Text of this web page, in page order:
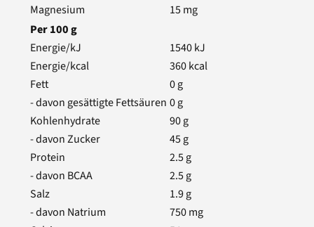
Magnesium
15mg
Per100g
Energie/kJ
1540kJ
Energie/kcal
360kcal
Fett
0g
- davon gesättigte Fettsäuren 0g
Kohlenhydrate
90g
- davon Zucker
45g
Protein
2.5g
- davon BCAA
2.5g
Salz
1.9g
- davon Natrium
750mg